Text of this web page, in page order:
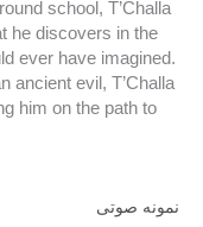
school, T’Challa
he discovers in the
ever have imagined.
ancient evil, T’Challa
him on the path to
نمونه صوتی